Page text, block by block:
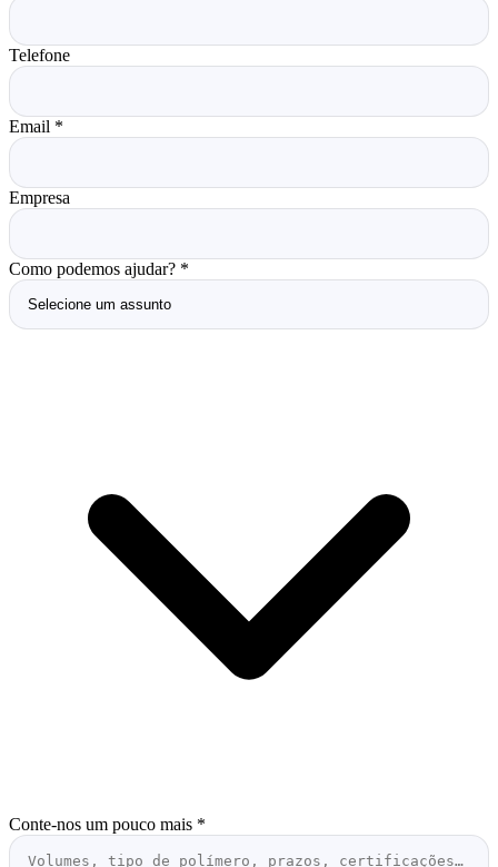
Telefone
Email *
Empresa
Como podemos ajudar? *
Conte-nos um pouco mais *